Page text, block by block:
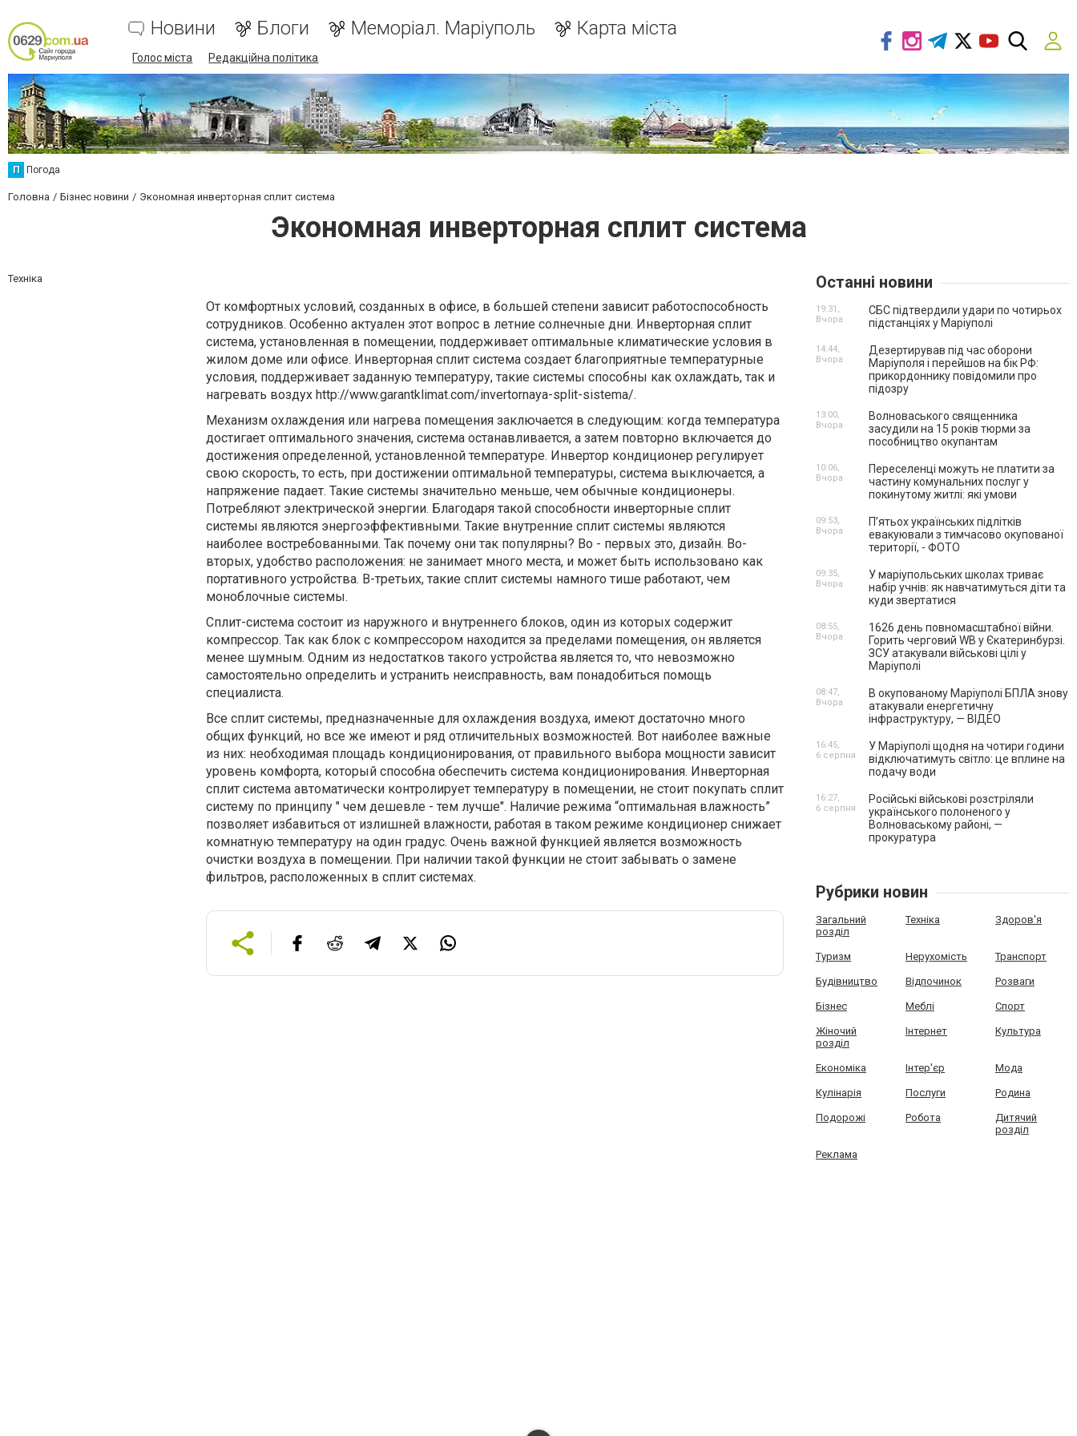
Новини Блоги Меморіал. Маріуполь Карта міста
Голос міста Редакційна політика
П Погода
Головна Бізнес новини Экономная инверторная сплит система
Экономная инверторная сплит система
Техніка
От комфортных условий, созданных в офисе, в большей степени зависит работоспособность
сотрудников. Особенно актуален этот вопрос в летние солнечные дни. Инверторная сплит
система, установленная в помещении, поддерживает оптимальные климатические условия в
жилом доме или офисе. Инверторная сплит система создает благоприятные температурные
условия, поддерживает заданную температуру, такие системы способны как охлаждать, так и
нагревать воздух http://www.garantklimat.com/invertornaya-split-sistema/.
Механизм охлаждения или нагрева помещения заключается в следующим: когда температура
достигает оптимального значения, система останавливается, а затем повторно включается до
достижения определенной, установленной температуре. Инвертор кондиционер регулирует
свою скорость, то есть, при достижении оптимальной температуры, система выключается, а
напряжение падает. Такие системы значительно меньше, чем обычные кондиционеры.
Потребляют электрической энергии. Благодаря такой способности инверторные сплит
системы являются энергоэффективными. Такие внутренние сплит системы являются
наиболее востребованными. Так почему они так популярны? Во - первых это, дизайн. Во-
вторых, удобство расположения: не занимает много места, и может быть использовано как
портативного устройства. В-третьих, такие сплит системы намного тише работают, чем
моноблочные системы.
Сплит-система состоит из наружного и внутреннего блоков, один из которых содержит
компрессор. Так как блок с компрессором находится за пределами помещения, он является
менее шумным. Одним из недостатков такого устройства является то, что невозможно
самостоятельно определить и устранить неисправность, вам понадобиться помощь
специалиста.
Все сплит системы, предназначенные для охлаждения воздуха, имеют достаточно много
общих функций, но все же имеют и ряд отличительных возможностей. Вот наиболее важные
из них: необходимая площадь кондиционирования, от правильного выбора мощности зависит
уровень комфорта, который способна обеспечить система кондиционирования. Инверторная
сплит система автоматически контролирует температуру в помещении, не стоит покупать сплит
систему по принципу " чем дешевле - тем лучше". Наличие режима “оптимальная влажность”
позволяет избавиться от излишней влажности, работая в таком режиме кондиционер снижает
комнатную температуру на один градус. Очень важной функцией является возможность
очистки воздуха в помещении. При наличии такой функции не стоит забывать о замене
фильтров, расположенных в сплит системах.
Останні новини
СБС підтвердили удари по чотирьох
підстанціях у Маріуполі
19:31,
Вчора
Дезертирував під час оборони
Маріуполя і перейшов на бік РФ:
прикордоннику повідомили про
підозру
14:44,
Вчора
Волноваського священника
засудили на 15 років тюрми за
пособництво окупантам
13:00,
Вчора
Переселенці можуть не платити за
частину комунальних послуг у
покинутому житлі: які умови
10:06,
Вчора
П’ятьох українських підлітків
евакуювали з тимчасово окупованої
території, - ФОТО
09:53,
Вчора
У маріупольських школах триває
набір учнів: як навчатимуться діти та
куди звертатися
09:35,
Вчора
1626 день повномасштабної війни.
Горить черговий WB у Єкатеринбурзі.
ЗСУ атакували військові цілі у
Маріуполі
08:55,
Вчора
В окупованому Маріуполі БПЛА знову
атакували енергетичну
інфраструктуру, — ВІДЕО
08:47,
Вчора
У Маріуполі щодня на чотири години
відключатимуть світло: це вплине на
подачу води
16:45,
6 серпня
Російські військові розстріляли
українського полоненого у
Волноваському районі, —
прокуратура
16:27,
6 серпня
Рубрики новин
Загальний
розділ
Техніка Здоров'я
Туризм Нерухомість Транспорт
Будівництво Відпочинок Розваги
Бізнес Меблі Спорт
Жіночий
розділ
Інтернет Культура
Економіка Інтер'єр Мода
Кулінарія Послуги Родина
Подорожі Робота
Дитячий
розділ
Реклама